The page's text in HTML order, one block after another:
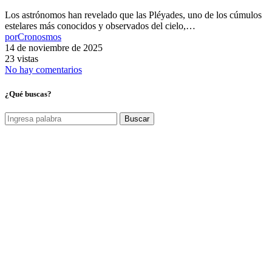
Los astrónomos han revelado que las Pléyades, uno de los cúmulos
estelares más conocidos y observados del cielo,…
porCronosmos
14 de noviembre de 2025
23 vistas
No hay comentarios
¿Qué buscas?
Buscar